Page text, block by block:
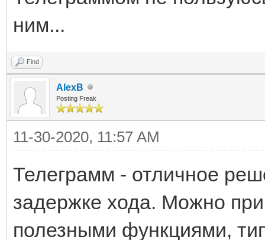
ним...
Find
AlexB
Posting Freak
11-30-2020, 11:57 AM
Телеграмм - отличное
задержке хода. Можно
полезными функциями,